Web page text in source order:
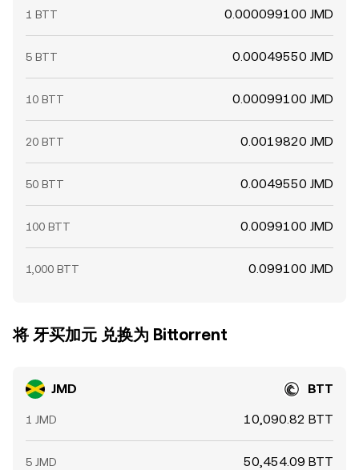
1 BTT 0.000099100 JMD
5 BTT 0.00049550 JMD
10 BTT 0.00099100 JMD
20 BTT 0.0019820 JMD
50 BTT 0.0049550 JMD
100 BTT 0.0099100 JMD
1,000 BTT 0.099100 JMD
将 牙买加元 兑换为 Bittorrent
JMD BTT
1 JMD 10,090.82 BTT
5 JMD 50,454.09 BTT